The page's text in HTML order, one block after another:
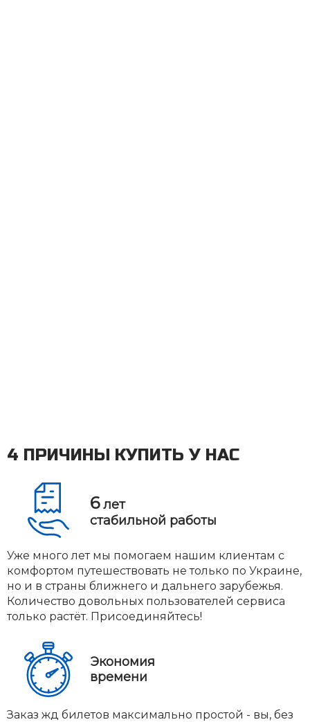
4 ПРИЧИНЫ КУПИТЬ У НАС
6лет
стабильной работы
Уже много лет мы помогаем нашим клиентам с
комфортом путешествовать не только по Украине,
но и в страны ближнего и дальнего зарубежья.
Количество довольных пользователей сервиса
только растёт. Присоединяйтесь!
Экономия
времени
Заказ жд билетов максимально простой - вы, без